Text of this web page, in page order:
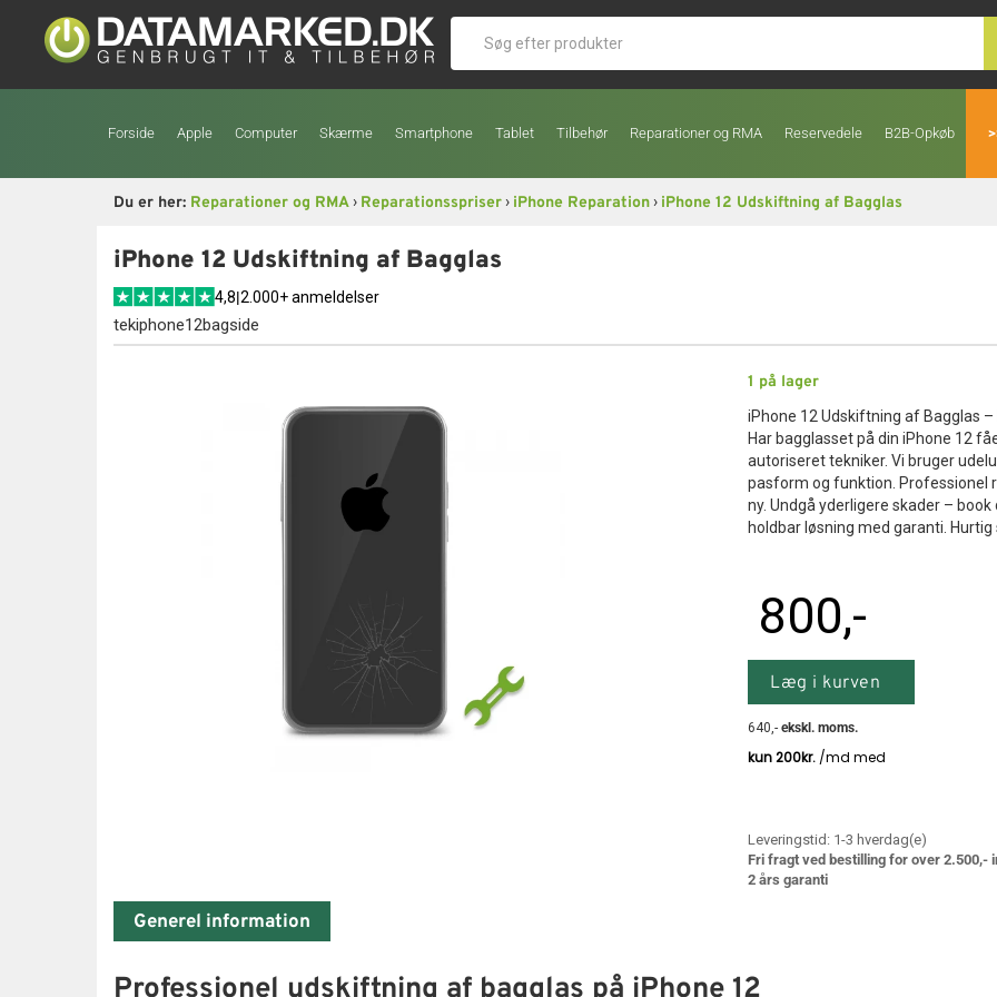
Forside Apple Computer Skærme Smartphone Tablet Tilbehør Reparationer og RMA Reservedele B2B-Opkøb
Du er her: Reparationer og RMA› Reparationsspriser› iPhone Reparation› iPhone 12 Udskiftning af Bagglas
iPhone 12 Udskiftning af Bagglas
4,8|2.000+ anmeldelser
tekiphone12bagside
1 på lager
iPhone 12 Udskiftning af Bagglas
Har bagglasset på din iPhone 12
autoriseret tekniker. Vi bruger
pasform og funktion. Professionel
ny. Undgå yderligere skader –
holdbar løsning med garanti.
800,-
Læg i kurven
640,- ekskl. moms.
Leveringstid: 1-3 hverdag(e)
Fri fragt ved bestilling for over 2.500,-
2 års garanti
Generel information